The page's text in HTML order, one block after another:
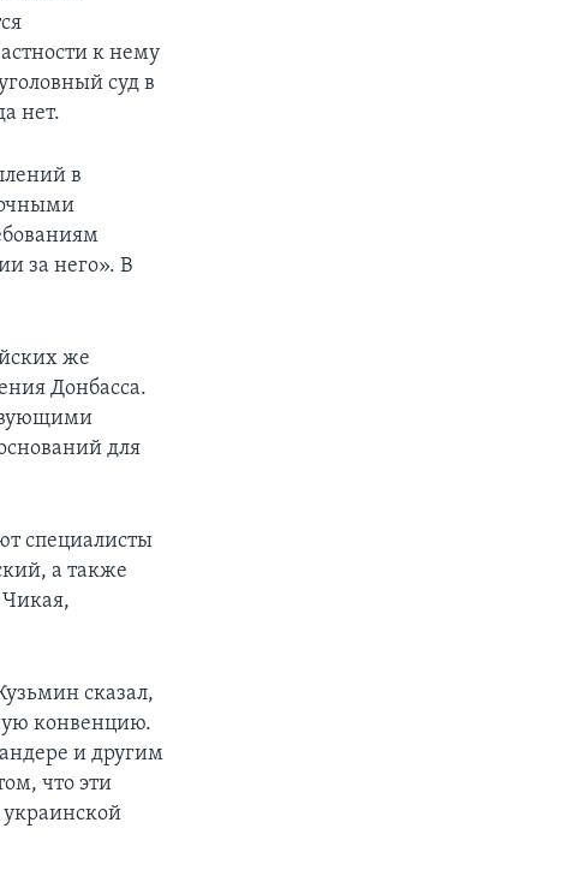
к нему
суд в
нет.
в
за него». В
же
Донбасса.
для
специалисты
а также
сказал,
конвенцию.
и другим
что эти